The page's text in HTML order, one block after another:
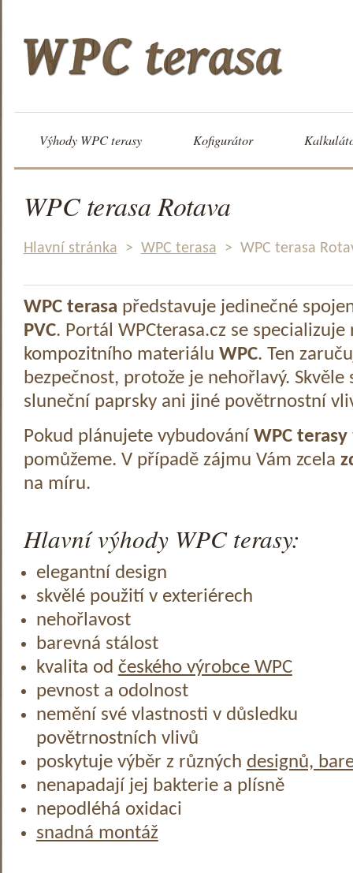
Výhody WPC terasy Kofigurátor
WPC terasa Rotava
Hlavní stránka > WPC terasa > WPC terasa
WPC terasa představuje jedinečné
PVC. Portál WPCterasa.cz se specializuje
kompozitního materiálu WPC. Ten
bezpečnost, protože je nehořlavý.
sluneční paprsky ani jiné povětrnostní
Pokud plánujete vybudování WPC terasy
pomůžeme. V případě zájmu Vám zcela
na míru.
Hlavní výhody WPC terasy:
elegantní design
skvělé použití v exteriérech
nehořlavost
barevná stálost
kvalita od českého výrobce WPC
pevnost a odolnost
nemění své vlastnosti v důsledku
povětrnostních vlivů
poskytuje výběr z různých designů,
nenapadají jej bakterie a plísně
nepodléhá oxidaci
snadná montáž